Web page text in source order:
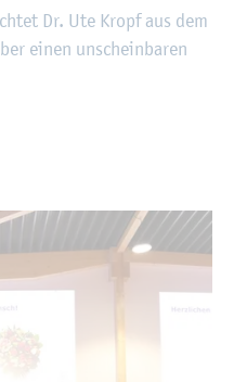
Dr. Ute Kropf aus dem
einen un­schein­ba­ren